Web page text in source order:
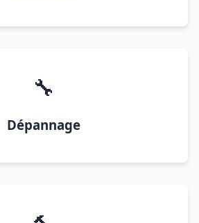
🔧
Dépannage